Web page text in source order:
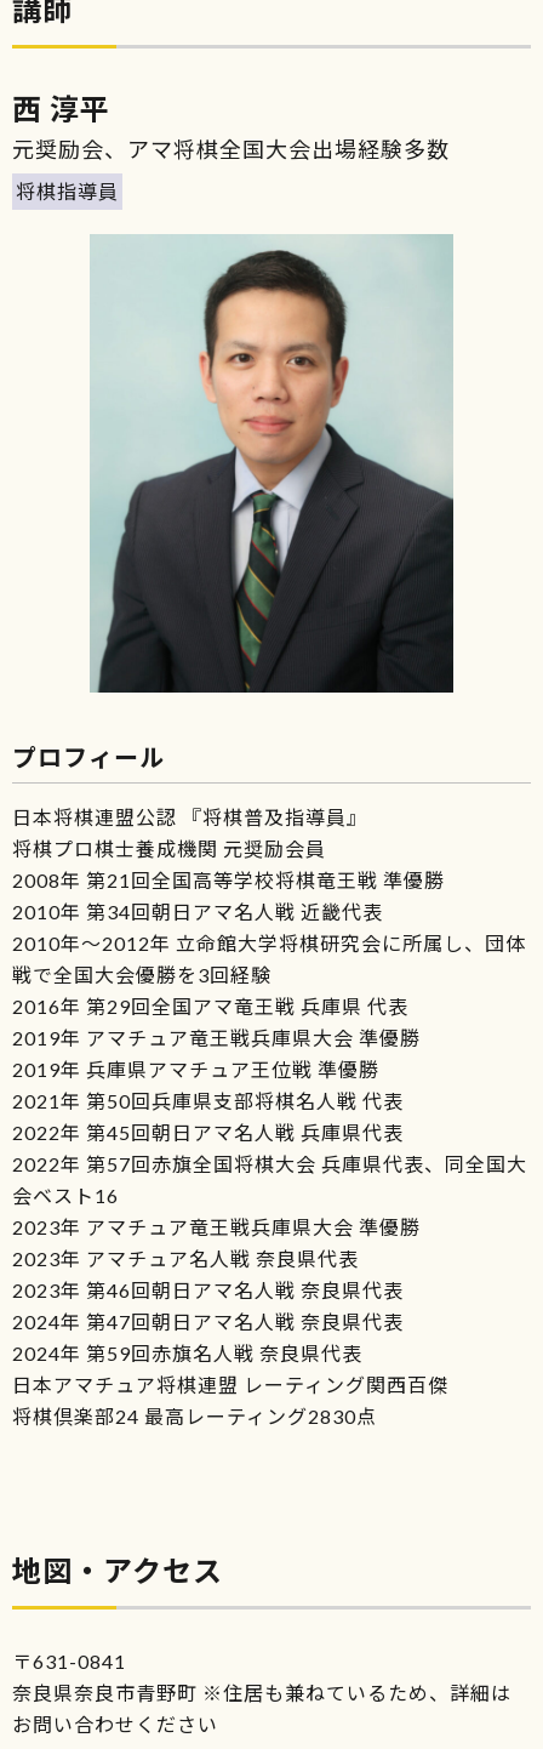
講師
西 淳平
元奨励会、アマ将棋全国大会出場経験多数
将棋指導員
プロフィール
日本将棋連盟公認 『将棋普及指導員』
将棋プロ棋士養成機関 元奨励会員
2008年 第21回全国高等学校将棋竜王戦 準優勝
2010年 第34回朝日アマ名人戦 近畿代表
2010年～2012年 立命館大学将棋研究会に所属し、団体
戦で全国大会優勝を3回経験
2016年 第29回全国アマ竜王戦 兵庫県 代表
2019年 アマチュア竜王戦兵庫県大会 準優勝
2019年 兵庫県アマチュア王位戦 準優勝
2021年 第50回兵庫県支部将棋名人戦 代表
2022年 第45回朝日アマ名人戦 兵庫県代表
2022年 第57回赤旗全国将棋大会 兵庫県代表、同全国大
会ベスト16
2023年 アマチュア竜王戦兵庫県大会 準優勝
2023年 アマチュア名人戦 奈良県代表
2023年 第46回朝日アマ名人戦 奈良県代表
2024年 第47回朝日アマ名人戦 奈良県代表
2024年 第59回赤旗名人戦 奈良県代表
日本アマチュア将棋連盟 レーティング関西百傑
将棋倶楽部24 最高レーティング2830点
地図・アクセス
〒631-0841
奈良県奈良市青野町 ※住居も兼ねているため、詳細は
お問い合わせください